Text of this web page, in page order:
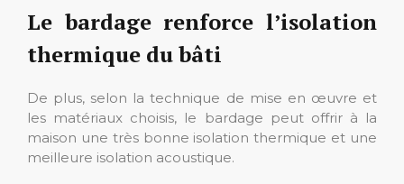
Le bardage renforce l’isolation
thermique du bâti
De plus, selon la technique de mise en œuvre et
les matériaux choisis, le bardage peut offrir à la
maison une très bonne isolation thermique et une
meilleure isolation acoustique.